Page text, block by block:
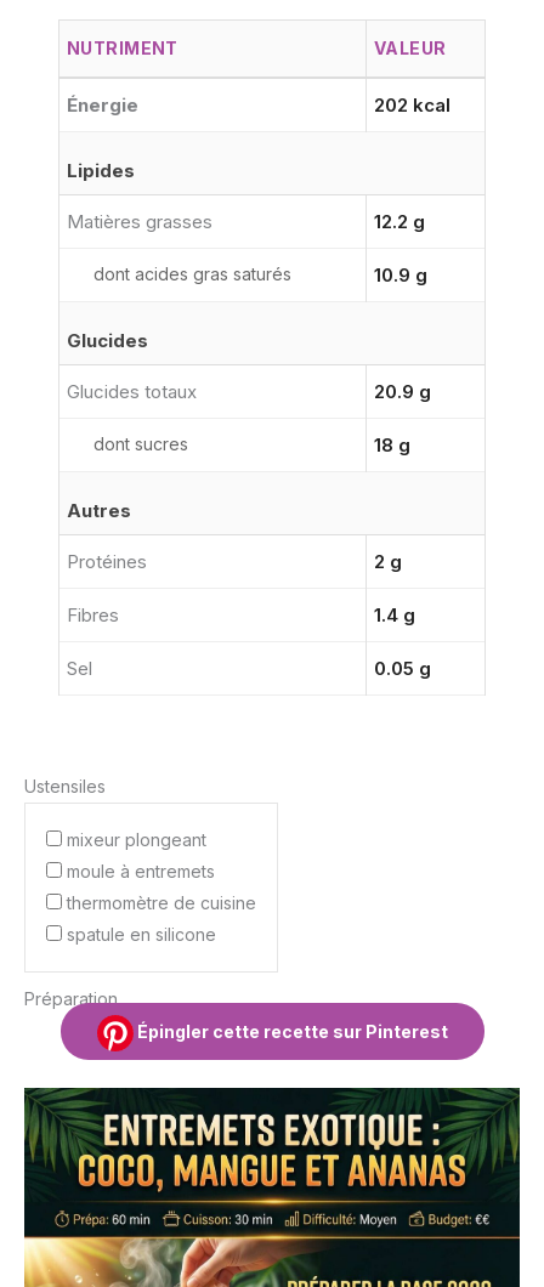
NUTRIMENT VALEUR
Énergie 202 kcal
Lipides
Matières grasses 12.2 g
dont acides gras saturés 10.9 g
Glucides
Glucides totaux 20.9 g
dont sucres 18 g
Autres
Protéines 2 g
Fibres 1.4 g
Sel 0.05 g
Ustensiles
mixeur plongeant
moule à entremets
thermomètre de cuisine
spatule en silicone
Préparation
Épingler cette recette sur Pinterest